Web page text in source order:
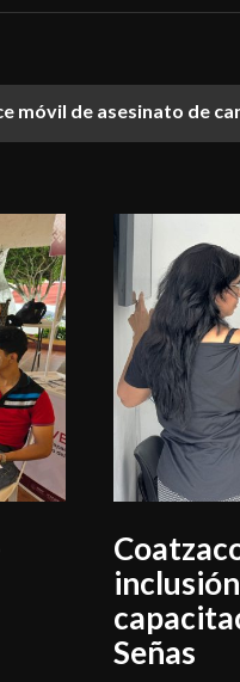
móvil de asesinato de
libertad de expresión;
Señas